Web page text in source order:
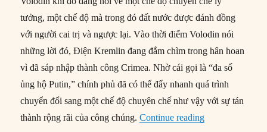
tưởng, một chế độ mà trong đó đất nước được đánh đồng
với người cai trị và ngược lại. Vào thời điểm Volodin nói
những lời đó, Điện Kremlin đang đắm chìm trong hân hoan
vì đã sáp nhập thành công Crimea. Nhờ cái gọi là “đa số
ủng hộ Putin,” chính phủ đã có thể đẩy nhanh quá trình
chuyển đổi sang một chế độ chuyên chế như vậy với sự tán
thành rộng rãi của công chúng.Continue reading“Triển vọng